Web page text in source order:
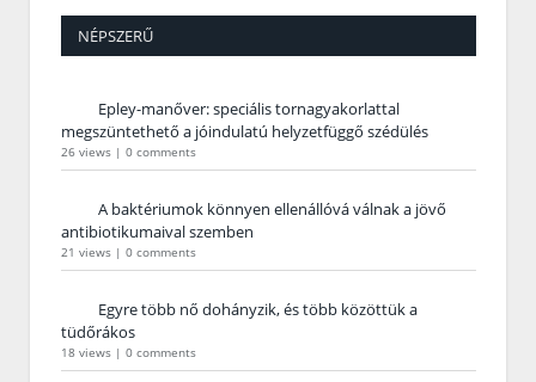
NÉPSZERŰ
Epley-manőver: speciális tornagyakorlattal
megszüntethető a jóindulatú helyzetfüggő szédülés
26 views | 0 comments
A baktériumok könnyen ellenállóvá válnak a jövő
antibiotikumaival szemben
21 views | 0 comments
Egyre több nő dohányzik, és több közöttük a
tüdőrákos
18 views | 0 comments